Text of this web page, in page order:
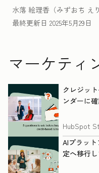
水落 絵理香（みずおち え
最終更新日 2025年5月29日
マーケティ
クレジッ
ンダーに
HubSpot
AIプラッ
定へ移行